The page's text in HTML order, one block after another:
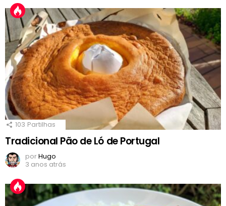
103 Partilhas
Tradicional Pão de Ló de Portugal
porHugo
3 anos atrás